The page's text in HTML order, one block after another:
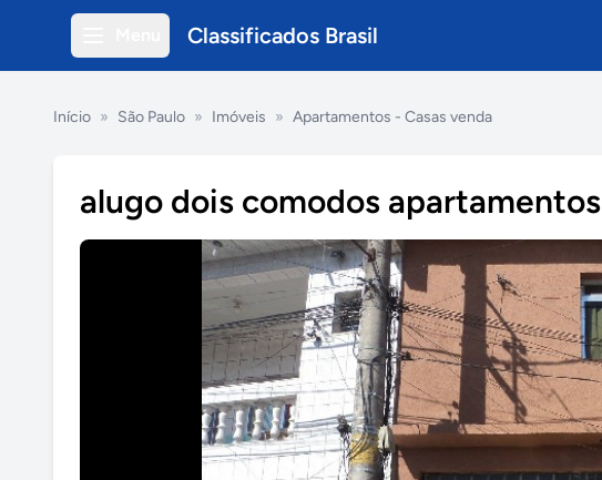
Classificados Brasil
Início » São Paulo » Imóveis » Apartamentos - Casas venda
alugo dois comodos apartamentos